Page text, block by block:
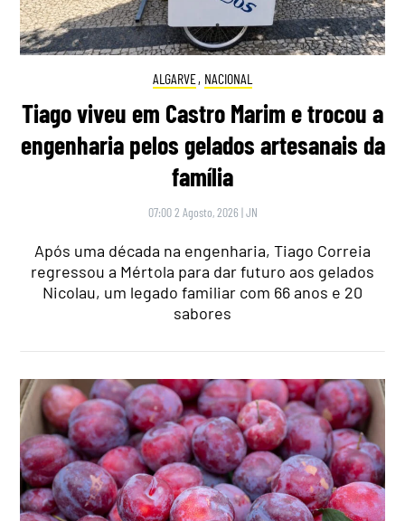
ALGARVE, NACIONAL
Tiago viveu em Castro Marim e trocou a
engenharia pelos gelados artesanais da
família
07:00 2 Agosto, 2026 |JN
Após uma década na engenharia, Tiago Correia
regressou a Mértola para dar futuro aos gelados
Nicolau, um legado familiar com 66 anos e 20
sabores